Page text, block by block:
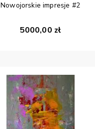
Nowojorskie impresje #2
5000,00 zł